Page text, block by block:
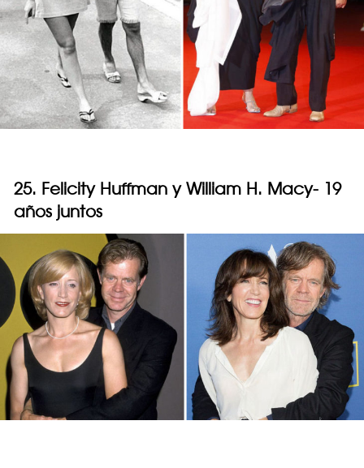
25. Felicity Huffman y William H. Macy- 19
años juntos